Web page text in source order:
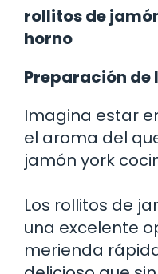
rollitos de
horno
Preparación de
Imagina estar
el aroma del
jamón york
Los rollitos de
una excelente
merienda